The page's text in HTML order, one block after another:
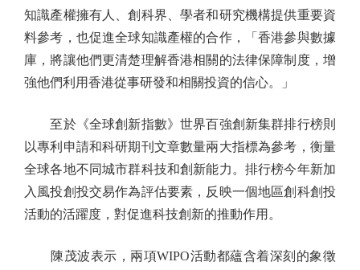
知識產權擁有人、創科界、學者和研究機構提供重要資
料參考，也促進全球知識產權的合作，「香港參與數據
庫，將讓他們更清楚理解香港相關的法律保障制度，增
強他們利用香港從事研發和相關投資的信心。」
至於《全球創新指數》世界百強創新集群排行榜則
以專利申請和科研期刊文章數量兩大指標為參考，衡量
全球各地不同城市群科技和創新能力。排行榜今年新加
入風投創投交易作為評估要素，反映一個地區創科創投
活動的活躍度，對促進科技創新的推動作用。
陳茂波表示，兩項WIPO活動都蘊含着深刻的象徵